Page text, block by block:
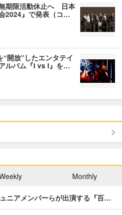
期限活動休止へ 日本
2024』で発表（コ…
開放”したエンタテイ
ルバム『I vs I』を…
Monthly
ニアメンバーらが出演する『百…